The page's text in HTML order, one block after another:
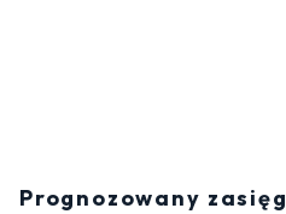
Prognozowany